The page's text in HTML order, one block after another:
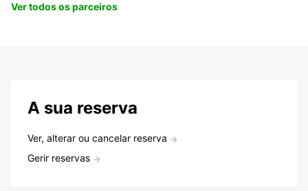
Ver todos os parceiros
A sua reserva
Ver, alterar ou cancelar reserva
Gerir reservas